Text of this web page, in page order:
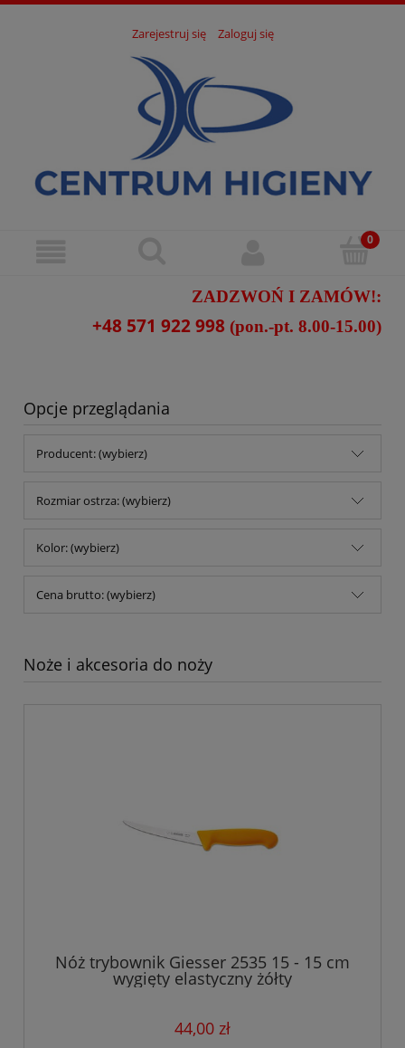
Zarejestruj się Zaloguj się
ZADZWOŃ I ZAMÓW!:
+48 571 922 998 (pon.-pt. 8.00-15.00)
Opcje przeglądania
Producent: (wybierz)
Rozmiar ostrza: (wybierz)
Kolor: (wybierz)
Cena brutto: (wybierz)
Noże i akcesoria do noży
Nóż trybownik Giesser 2535 15 - 15 cm
wygięty elastyczny żółty
44,00 zł